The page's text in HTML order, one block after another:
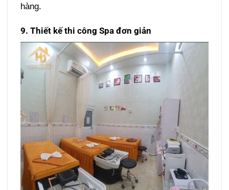
hàng.
9. Thiết kế thi công Spa đơn giản